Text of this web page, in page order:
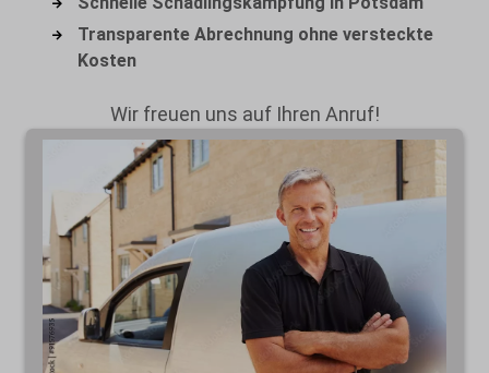
Transparente Abrechnung ohne versteckte
Kosten
Wir freuen uns auf Ihren Anruf!